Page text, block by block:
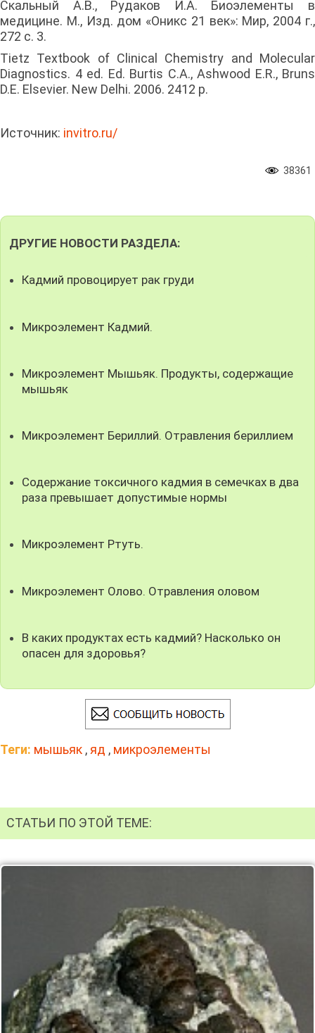
Скальный А.В., Рудаков И.А. Биоэлементы в
медицине. М., Изд. дом «Оникс 21 век»: Мир, 2004 г.,
272 с. 3.
Tietz Textbook of Clinical Chemistry and Molecular
Diagnostics. 4 ed. Ed. Burtis C.A., Ashwood E.R., Bruns
D.E. Elsevier. New Delhi. 2006. 2412 p.
Источник: invitro.ru/
38361
ДРУГИЕ НОВОСТИ РАЗДЕЛА:
Кадмий провоцирует рак груди
Микроэлемент Кадмий.
Микроэлемент Мышьяк. Продукты, содержащие
мышьяк
Микроэлемент Бериллий. Отравления бериллием
Содержание токсичного кадмия в семечках в два
раза превышает допустимые нормы
Микроэлемент Ртуть.
Микроэлемент Олово. Отравления оловом
В каких продуктах есть кадмий? Насколько он
опасен для здоровья?
Теги: мышьяк , яд , микроэлементы
СТАТЬИ ПО ЭТОЙ ТЕМЕ: